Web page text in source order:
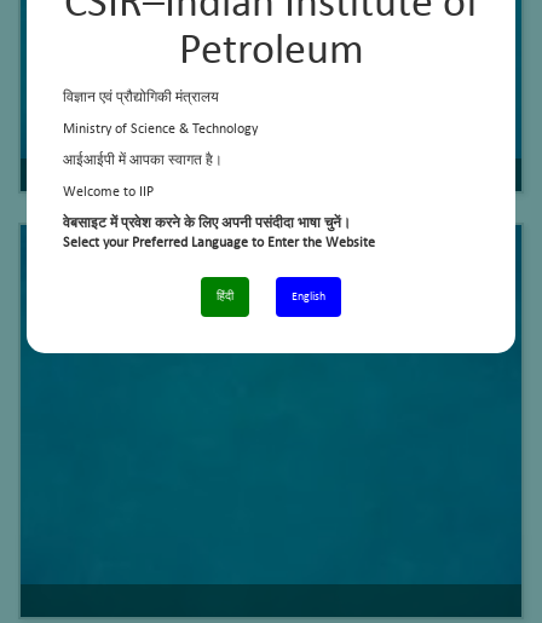
Petroleum
विज्ञान एवं प्रौद्योगिकी मंत्रालय
Ministry of Science & Technology
आईआईपी में आपका स्वागत है।
Welcome to IIP
वेबसाइट में प्रवेश करने के लिए अपनी पसंदीदा भाषा चुनें।
Select your Preferred Language to Enter the Website
हिंदी English